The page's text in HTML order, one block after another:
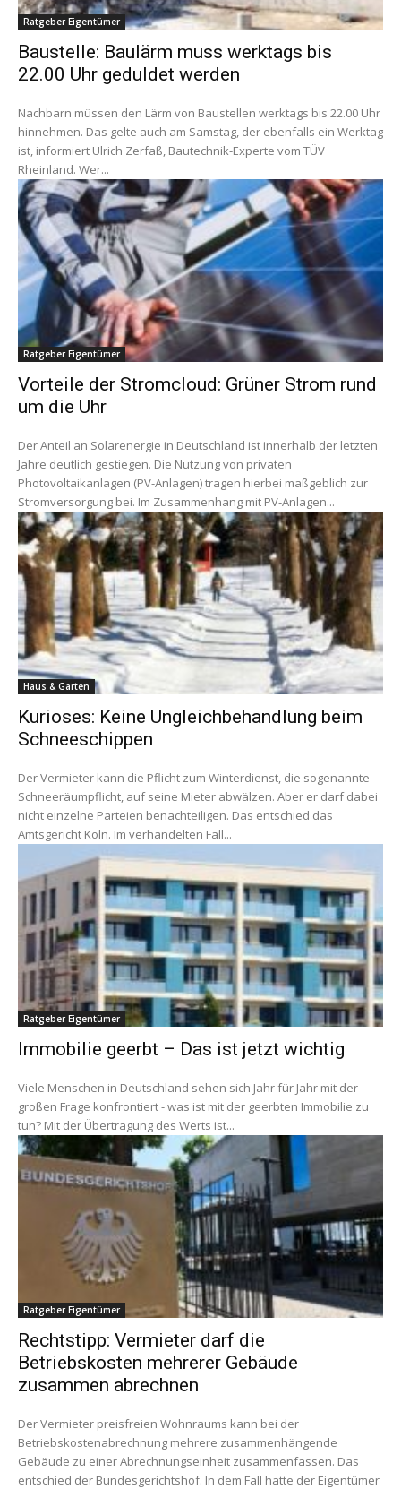
Ratgeber Eigentümer
Baustelle: Baulärm muss werktags bis
22.00 Uhr geduldet werden
Nachbarn müssen den Lärm von Baustellen werktags bis 22.00 Uhr
hinnehmen. Das gelte auch am Samstag, der ebenfalls ein Werktag
ist, informiert Ulrich Zerfaß, Bautechnik-Experte vom TÜV
Rheinland. Wer...
Ratgeber Eigentümer
Vorteile der Stromcloud: Grüner Strom rund
um die Uhr
Der Anteil an Solarenergie in Deutschland ist innerhalb der letzten
Jahre deutlich gestiegen. Die Nutzung von privaten
Photovoltaikanlagen (PV-Anlagen) tragen hierbei maßgeblich zur
Stromversorgung bei. Im Zusammenhang mit PV-Anlagen...
Haus & Garten
Kurioses: Keine Ungleichbehandlung beim
Schneeschippen
Der Vermieter kann die Pflicht zum Winterdienst, die sogenannte
Schneeräumpflicht, auf seine Mieter abwälzen. Aber er darf dabei
nicht einzelne Parteien benachteiligen. Das entschied das
Amtsgericht Köln. Im verhandelten Fall...
Ratgeber Eigentümer
Immobilie geerbt – Das ist jetzt wichtig
Viele Menschen in Deutschland sehen sich Jahr für Jahr mit der
großen Frage konfrontiert - was ist mit der geerbten Immobilie zu
tun? Mit der Übertragung des Werts ist...
Ratgeber Eigentümer
Rechtstipp: Vermieter darf die
Betriebskosten mehrerer Gebäude
zusammen abrechnen
Der Vermieter preisfreien Wohnraums kann bei der
Betriebskostenabrechnung mehrere zusammenhängende
Gebäude zu einer Abrechnungseinheit zusammenfassen. Das
entschied der Bundesgerichtshof. In dem Fall hatte der Eigentümer